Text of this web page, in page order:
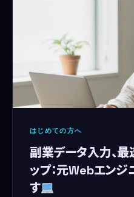
はじめての方へ
副業データ入力、
ップ：元Webエン
す